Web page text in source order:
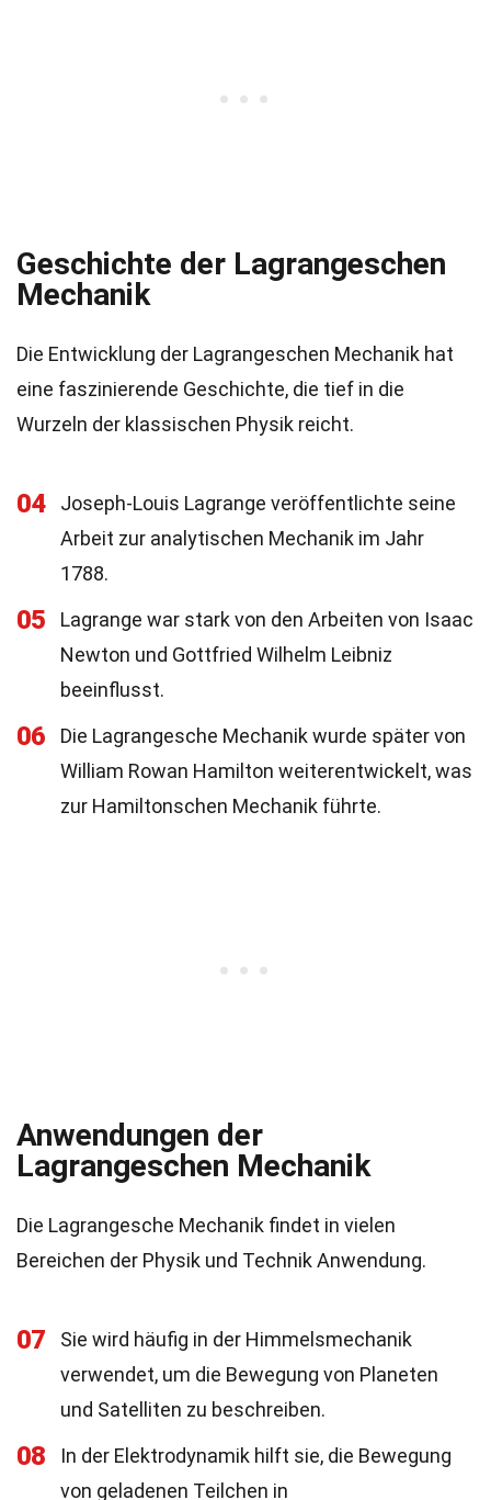
Geschichte der Lagrangeschen
Mechanik
Die Entwicklung der Lagrangeschen Mechanik hat
eine faszinierende Geschichte, die tief in die
Wurzeln der klassischen Physik reicht.
04
Joseph-Louis Lagrange veröffentlichte seine
Arbeit zur analytischen Mechanik im Jahr
1788.
05
Lagrange war stark von den Arbeiten von Isaac
Newton und Gottfried Wilhelm Leibniz
beeinflusst.
06
Die Lagrangesche Mechanik wurde später von
William Rowan Hamilton weiterentwickelt, was
zur Hamiltonschen Mechanik führte.
Anwendungen der
Lagrangeschen Mechanik
Die Lagrangesche Mechanik findet in vielen
Bereichen der Physik und Technik Anwendung.
07
Sie wird häufig in der Himmelsmechanik
verwendet, um die Bewegung von Planeten
und Satelliten zu beschreiben.
08
In der Elektrodynamik hilft sie, die Bewegung
von geladenen Teilchen in